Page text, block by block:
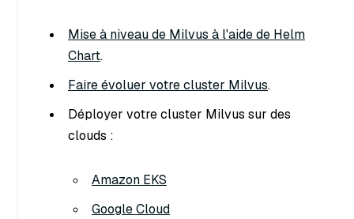
Mise à niveau de Milvus à l'aide de Helm
Chart.
Faire évoluer votre cluster Milvus.
Déployer votre cluster Milvus sur des
clouds :
Amazon EKS
Google Cloud